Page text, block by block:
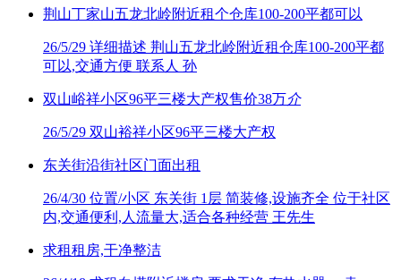
荆山丁家山五龙北岭附近租个仓库100-200平都可以
26/5/29 详细描述 荆山五龙北岭附近租仓库100-200平都
可以,交通方便 联系人 孙
双山峪祥小区96平三楼大产权售价38万介
26/5/29 双山裕祥小区96平三楼大产权
东关街沿街社区门面出租
26/4/30 位置/小区 东关街 1层 简装修,设施齐全 位于社区
内,交通便利,人流量大,适合各种经营 王先生
求租租房,干净整洁